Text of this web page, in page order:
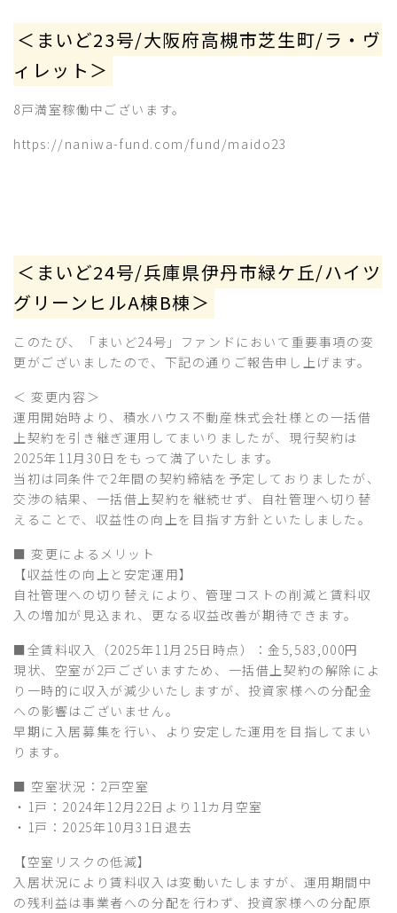
＜まいど23号/大阪府高槻市芝生町/ラ・ヴ
ィレット＞
8戸満室稼働中ございます。
https://naniwa-fund.com/fund/maido23
＜まいど24号/兵庫県伊丹市緑ケ丘/ハイツ
グリーンヒルA棟B棟＞
このたび、「まいど24号」ファンドにおいて重要事項の変
更がございましたので、下記の通りご報告申し上げます。
＜ 変更内容＞
運用開始時より、積水ハウス不動産株式会社様との一括借
上契約を引き継ぎ運用してまいりましたが、現行契約は
2025年11月30日をもって満了いたします。
当初は同条件で2年間の契約締結を予定しておりましたが、
交渉の結果、一括借上契約を継続せず、自社管理へ切り替
えることで、収益性の向上を目指す方針といたしました。
■ 変更によるメリット
【収益性の向上と安定運用】
自社管理への切り替えにより、管理コストの削減と賃料収
入の増加が見込まれ、更なる収益改善が期待できます。
■全賃料収入（2025年11月25日時点）：金5,583,000円
現状、空室が2戸ございますため、一括借上契約の解除によ
り一時的に収入が減少いたしますが、投資家様への分配金
への影響はございません。
早期に入居募集を行い、より安定した運用を目指してまい
ります。
■ 空室状況：2戸空室
・1戸：2024年12月22日より11カ月空室
・1戸：2025年10月31日退去
【空室リスクの低減】
入居状況により賃料収入は変動いたしますが、運用期間中
の残利益は事業者への分配を行わず、投資家様への分配原